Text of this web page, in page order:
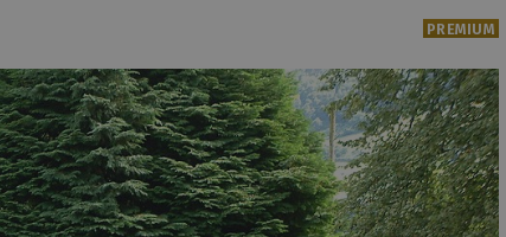
PREMIUM